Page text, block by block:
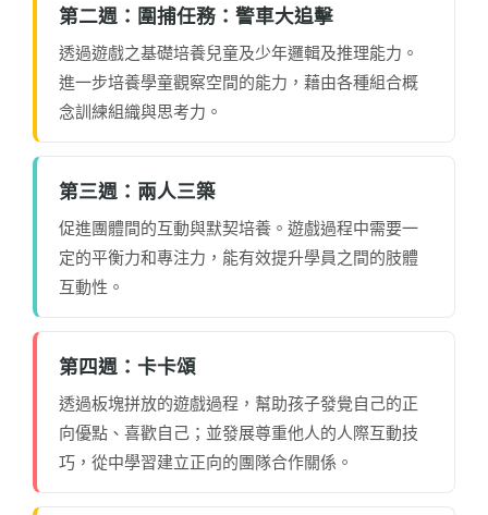
第二週：圍捕任務：警車大追擊
透過遊戲之基礎培養兒童及少年邏輯及推理能力。
進一步培養學童觀察空間的能力，藉由各種組合概
念訓練組織與思考力。
第三週：兩人三築
促進團體間的互動與默契培養。遊戲過程中需要一
定的平衡力和專注力，能有效提升學員之間的肢體
互動性。
第四週：卡卡頌
透過板塊拼放的遊戲過程，幫助孩子發覺自己的正
向優點、喜歡自己；並發展尊重他人的人際互動技
巧，從中學習建立正向的團隊合作關係。